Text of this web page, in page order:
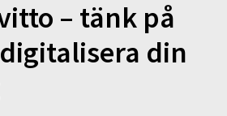
– tänk på
din